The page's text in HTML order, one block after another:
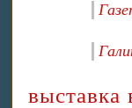
выставка